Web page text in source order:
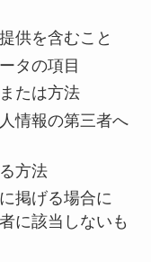
供を含むこと
タの項目
たは方法
情報の第三者へ
方法
掲げる場合に
に該当しないも